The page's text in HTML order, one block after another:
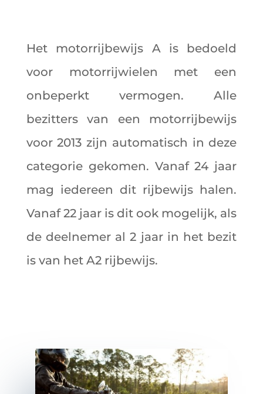
Het motorrijbewijs A is bedoeld
voor motorrijwielen met een
onbeperkt vermogen. Alle
bezitters van een motorrijbewijs
voor 2013 zijn automatisch in deze
categorie gekomen. Vanaf 24 jaar
mag iedereen dit rijbewijs halen.
Vanaf 22 jaar is dit ook mogelijk, als
de deelnemer al 2 jaar in het bezit
is van het A2 rijbewijs.